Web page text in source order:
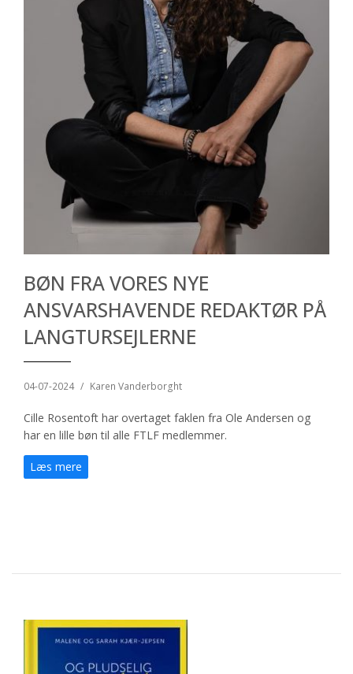
BØN FRA VORES NYE
ANSVARSHAVENDE REDAKTØR PÅ
LANGTURSEJLERNE
04-07-2024 / Karen Vanderborght
Cille Rosentoft har overtaget faklen fra Ole Andersen og
har en lille bøn til alle FTLF medlemmer.
Læs mere